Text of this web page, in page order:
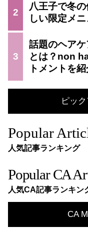
2
八王子で冬
しい限定メ
3
話題のヘアケ
とは？non
トメントを
ピッ
Popular
人気記事ランキング
Popular CA
人気CA記事ランキン
CA